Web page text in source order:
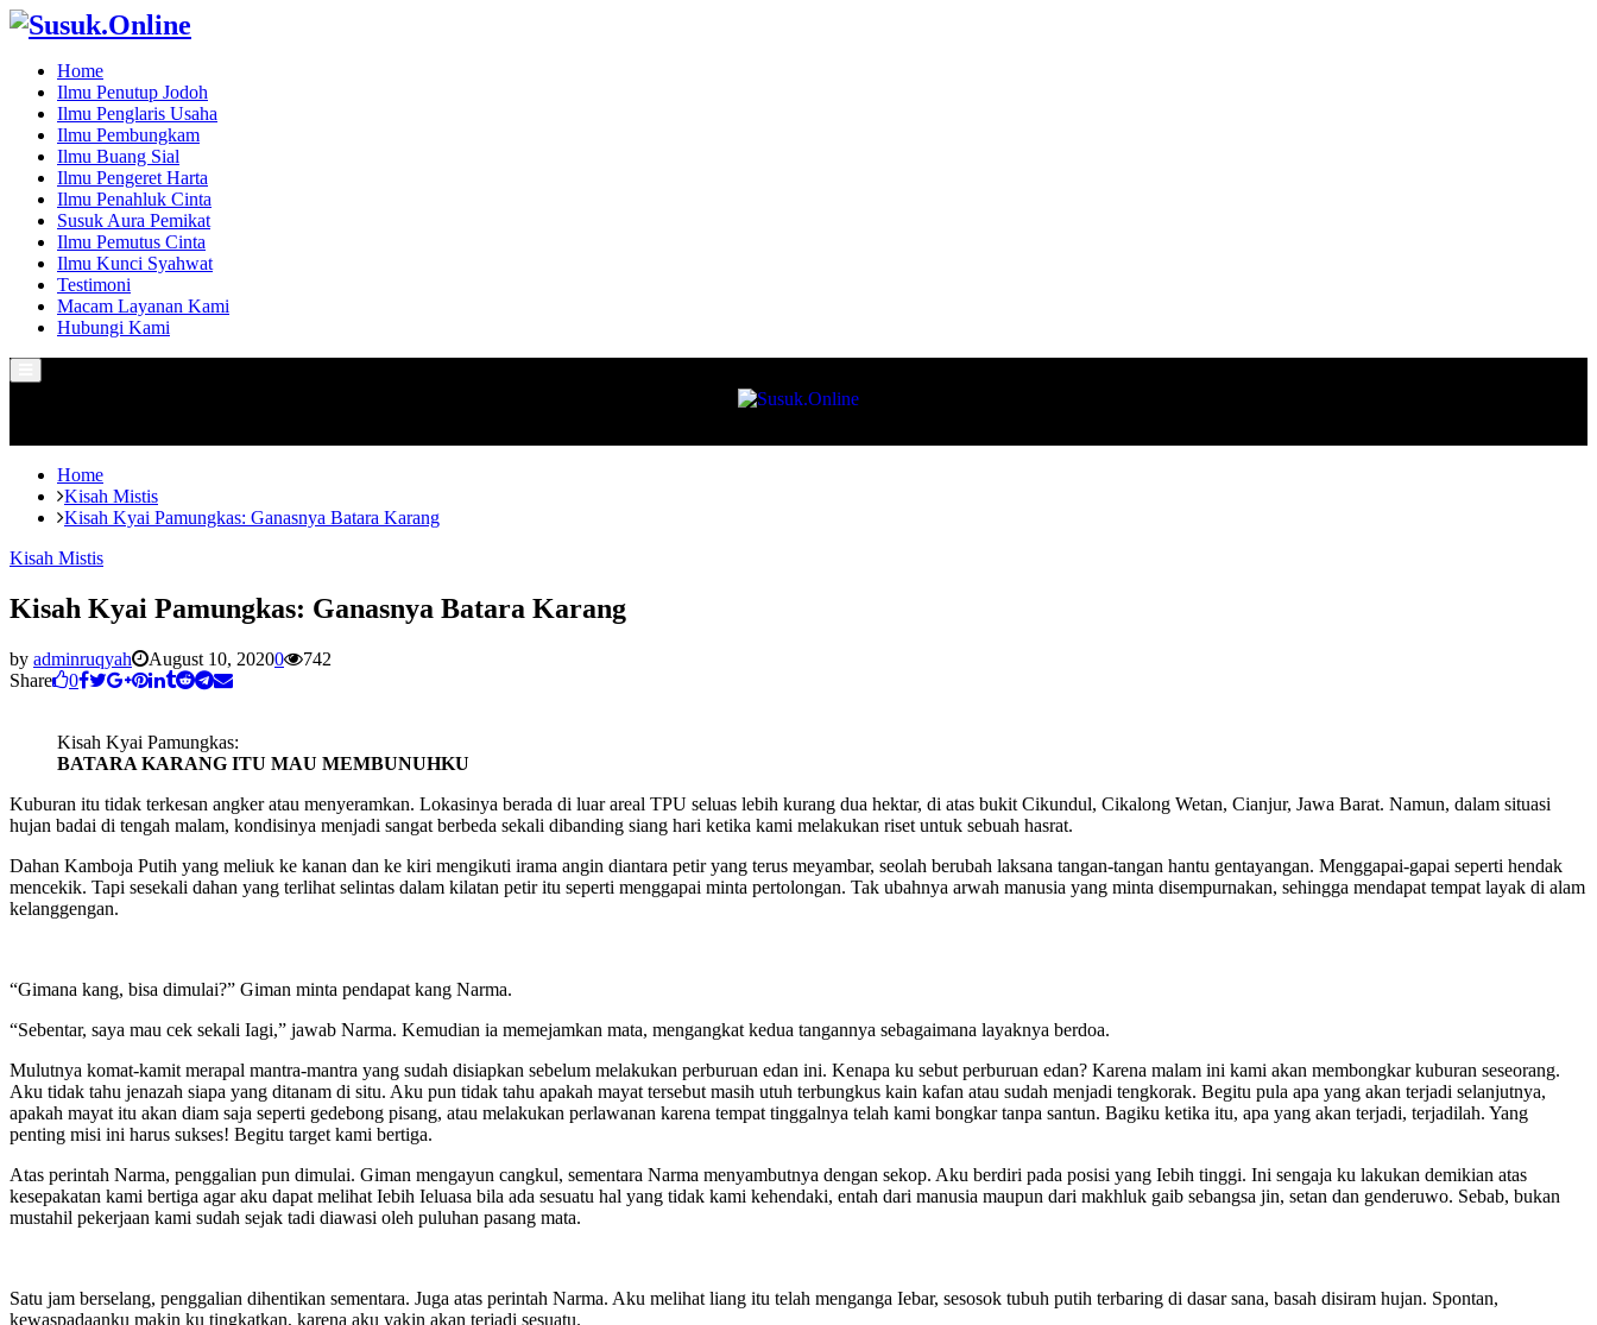
Home
Ilmu Penutup Jodoh
Ilmu Penglaris Usaha
Ilmu Pembungkam
Ilmu Buang Sial
Ilmu Pengeret Harta
Ilmu Penahluk Cinta
Susuk Aura Pemikat
Ilmu Pemutus Cinta
Ilmu Kunci Syahwat
Testimoni
Macam Layanan Kami
Hubungi Kami
Menu
Home
Kisah Mistis
Kisah Kyai Pamungkas: Ganasnya Batara Karang
Kisah Mistis
Kisah Kyai Pamungkas: Ganasnya Batara Karang
by adminruqyah August 10, 20200
742
Share
0
Kisah Kyai Pamungkas:
BATARA KARANG ITU MAU MEMBUNUHKU
Kuburan itu tidak terkesan angker atau menyeramkan. Lokasinya berada di luar areal TPU seluas lebih kurang dua hektar, di atas bukit Cikundul, Cikalong Wetan, Cianjur, Jawa Barat. Namun, dalam situasi
hujan badai di tengah malam, kondisinya menjadi sangat berbeda sekali dibanding siang hari ketika kami melakukan riset untuk sebuah hasrat.
Dahan Kamboja Putih yang meliuk ke kanan dan ke kiri mengikuti irama angin diantara petir yang terus meyambar, seolah berubah laksana tangan-tangan hantu gentayangan. Menggapai-gapai seperti hendak
mencekik. Tapi sesekali dahan yang terlihat selintas dalam kilatan petir itu seperti menggapai minta pertolongan. Tak ubahnya arwah manusia yang minta disempurnakan, sehingga mendapat tempat layak di alam
kelanggengan.
“Gimana kang, bisa dimulai?” Giman minta pendapat kang Narma.
“Sebentar, saya mau cek sekali Iagi,” jawab Narma. Kemudian ia memejamkan mata, mengangkat kedua tangannya sebagaimana layaknya berdoa.
Mulutnya komat-kamit merapal mantra-mantra yang sudah disiapkan sebelum melakukan perburuan edan ini. Kenapa ku sebut perburuan edan? Karena malam ini kami akan membongkar kuburan seseorang.
Aku tidak tahu jenazah siapa yang ditanam di situ. Aku pun tidak tahu apakah mayat tersebut masih utuh terbungkus kain kafan atau sudah menjadi tengkorak. Begitu pula apa yang akan terjadi selanjutnya,
apakah mayat itu akan diam saja seperti gedebong pisang, atau melakukan perlawanan karena tempat tinggalnya telah kami bongkar tanpa santun. Bagiku ketika itu, apa yang akan terjadi, terjadilah. Yang
penting misi ini harus sukses! Begitu target kami bertiga.
Atas perintah Narma, penggalian pun dimulai. Giman mengayun cangkul, sementara Narma menyambutnya dengan sekop. Aku berdiri pada posisi yang Iebih tinggi. Ini sengaja ku lakukan demikian atas
kesepakatan kami bertiga agar aku dapat melihat Iebih Ieluasa bila ada sesuatu hal yang tidak kami kehendaki, entah dari manusia maupun dari makhluk gaib sebangsa jin, setan dan genderuwo. Sebab, bukan
mustahil pekerjaan kami sudah sejak tadi diawasi oleh puluhan pasang mata.
Satu jam berselang, penggalian dihentikan sementara. Juga atas perintah Narma. Aku melihat liang itu telah menganga Iebar, sesosok tubuh putih terbaring di dasar sana, basah disiram hujan. Spontan,
kewaspadaanku makin ku tingkatkan, karena aku yakin akan terjadi sesuatu.